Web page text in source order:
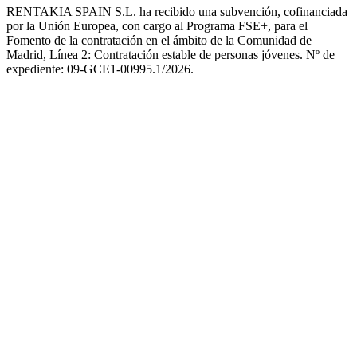
RENTAKIA SPAIN S.L. ha recibido una subvención, cofinanciada
por la Unión Europea, con cargo al Programa FSE+, para el
Fomento de la contratación en el ámbito de la Comunidad de
Madrid, Línea 2: Contratación estable de personas jóvenes. Nº de
expediente: 09-GCE1-00995.1/2026.